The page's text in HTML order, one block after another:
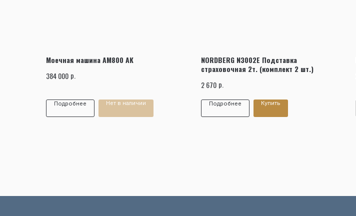
Моечная машина АМ800 AK
384 000 р.
Подробнее Нет в наличии
NORDBERG N3002E Подставка
страховочная 2т. (комплект 2 шт.)
2 670 р.
Подробнее Купить